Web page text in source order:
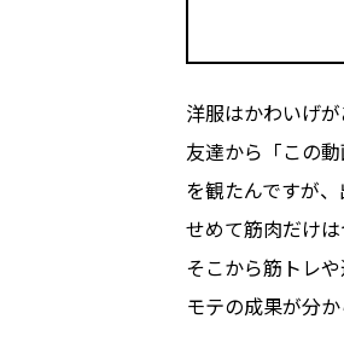
洋服はかわいげ
友達から「この
を観たんですが
せめて筋肉だけ
そこから筋トレ
モテの成果が分